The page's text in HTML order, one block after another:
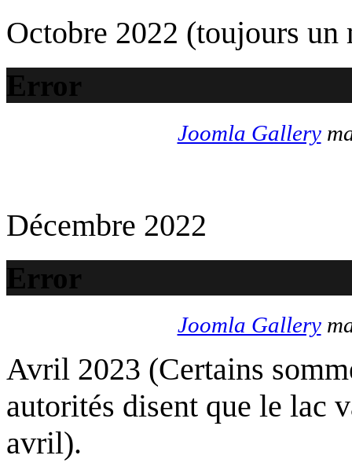
Octobre 2022 (toujours un
Error
Joomla Gallery
Décembre 2022
Error
Joomla Gallery
Avril 2023 (Certains
autorités disent que le lac
avril).